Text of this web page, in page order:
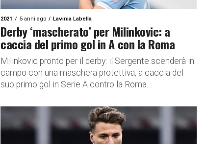
2021 5 anni ago Lavinia Labella
Derby ‘mascherato’ per Milinkovic: a
caccia del primo gol in A con la Roma
Milinkovic pronto per il derby: il Sergente scenderà in
campo con una maschera protettiva, a caccia del
suo primo gol in Serie A contro la Roma...